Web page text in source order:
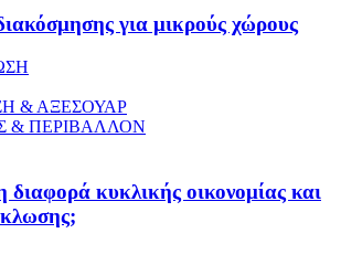
για μικρούς χώρους
& ΑΞΕΣΟΥΑΡ
& ΠΕΡΙΒΑΛΛΟΝ
διαφορά κυκλικής οικονομίας και